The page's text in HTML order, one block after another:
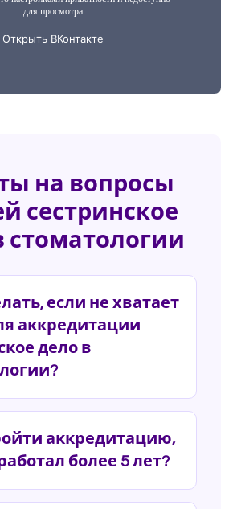
на вопросы
сестринское
стоматологии
если не хватает
аккредитации
дело в
аккредитацию,
более 5 лет?